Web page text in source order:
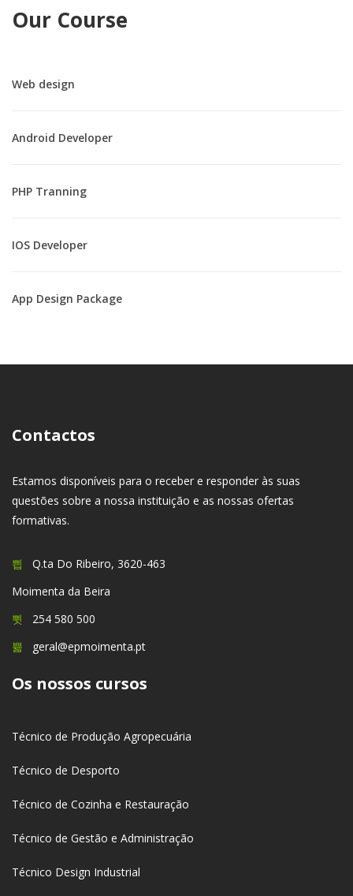
Our Course
Web design
Android Developer
PHP Tranning
IOS Developer
App Design Package
Contactos
Estamos disponíveis para o receber e responder às suas
questões sobre a nossa instituição e as nossas ofertas
formativas.
Q.ta Do Ribeiro, 3620-463
Moimenta da Beira
254 580 500
geral@epmoimenta.pt
Os nossos cursos
Técnico de Produção Agropecuária
Técnico de Desporto
Técnico de Cozinha e Restauração
Técnico de Gestão e Administração
Técnico Design Industrial